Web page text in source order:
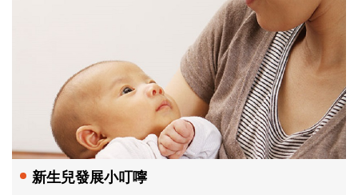
新生兒發展小叮嚀